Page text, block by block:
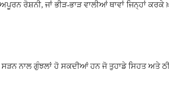
ਰੋਸ਼ਨੀ, ਜਾਂ ਭੀੜ-ਭਾੜ ਵਾਲੀਆਂ ਥਾਵਾਂ ਜਿਨ੍ਹਾਂ
ਨਾਲ ਗੁੰਝਲਾਂ ਹੋ ਸਕਦੀਆਂ ਹਨ ਜੋ ਤੁਹਾਡੇ ਸਿਹਤ ਅਤੇ